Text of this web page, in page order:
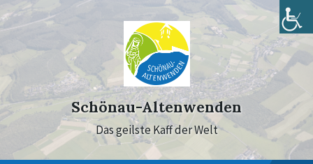
to
content
to
main
navigation
to
footer
Schönau-Altenwenden
Das geilste Kaff der Welt